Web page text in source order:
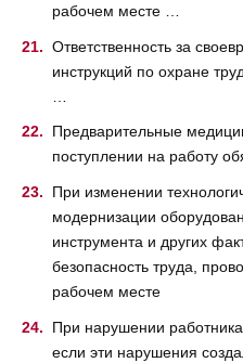
рабочем месте …
Ответственность за
инструкций по охране
Предварительные
поступлении на работу
При изменении
модернизации
инструмента и других
безопасность труда,
рабочем месте
При нарушении
если эти нарушения